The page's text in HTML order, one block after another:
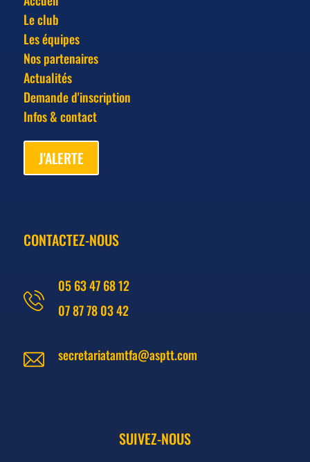
Le club
Les équipes
Nos partenaires
Actualités
Demande d'inscription
Infos & contact
J'ALERTE
CONTACTEZ-NOUS
05 63 47 68 12
07 87 78 03 42
secretariatamtfa@asptt.com
SUIVEZ-NOUS